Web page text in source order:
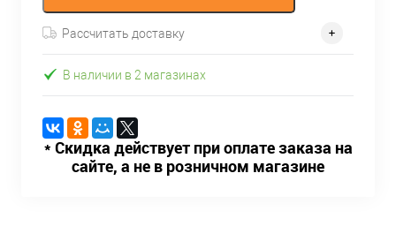
Рассчитать доставку
В наличии в 2 магазинах
* Скидка действует при оплате заказа на
сайте, а не в розничном магазине